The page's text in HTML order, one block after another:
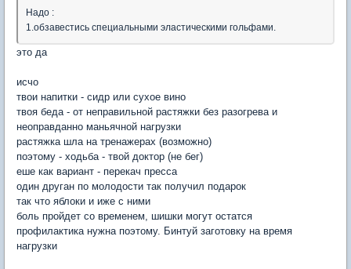
Надо :
1.обзавестись специальными эластическими гольфами.
это да
исчо
твои напитки - сидр или сухое вино
твоя беда - от неправильной растяжки без разогрева и
неоправданно маньячной нагрузки
растяжка шла на тренажерах (возможно)
поэтому - ходьба - твой доктор (не бег)
еше как вариант - перекач пресса
один друган по молодости так получил подарок
так что яблоки и иже с ними
боль пройдет со временем, шишки могут остатся
профилактика нужна поэтому. Бинтуй заготовку на время
нагрузки